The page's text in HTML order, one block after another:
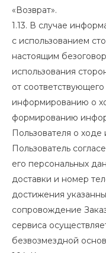
«Возврат».
1.13. В случае
с использованием
настоящим
использования
от
информированию о
формированию
Пользователя о ходе
Пользователь
его персональных
доставки и номер
достижения
сопровождение
сервиса
безвозмездной